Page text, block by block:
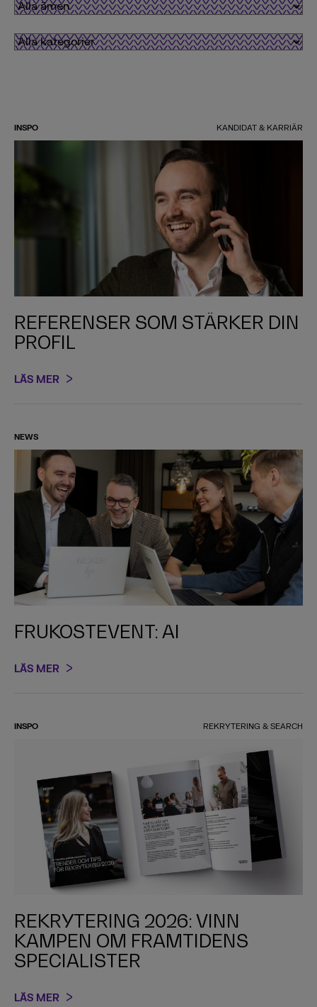
INSPO KANDIDAT & KARRIÄR
REFERENSER SOM STÄRKER DIN
PROFIL
LÄS MER
NEWS
FRUKOSTEVENT: AI
LÄS MER
INSPO REKRYTERING & SEARCH
REKRYTERING 2026: VINN
KAMPEN OM FRAMTIDENS
SPECIALISTER
LÄS MER